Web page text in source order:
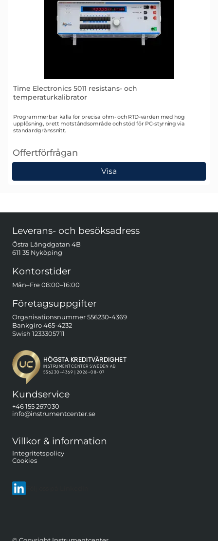
Time Electronics 5011 resistans- och
temperaturkalibrator
Art. nr 1370
Programmerbar källa för precisa ohm- och RTD-värden med hög
upplösning, brett motståndsområde och stöd för PC-styrning via
standardgränssnitt.
Offertförfrågan
, Time Electronics 5011 resistans- och
Visa
Leverans- och besöksadress
Östra Längdgatan 4B
611 35 Nyköping
Kontorstider
Mån–Fre 08:00–16:00
Företagsuppgifter
Organisationsnummer 556230-4369
Bankgiro 465-4232
Swish 1233305711
Kundservice
+46 155 267030
info@instrumentcenter.se
Villkor & information
Integritetspolicy
Cookies